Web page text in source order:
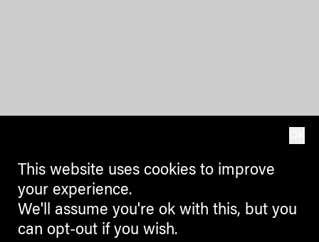
This website uses cookies to improve
your experience.
We'll assume you're ok with this, but you
can opt-out if you wish.